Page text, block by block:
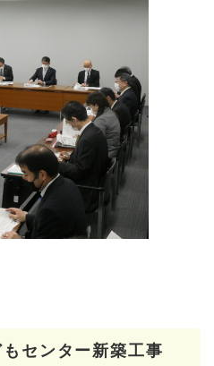
もセンター新築工事